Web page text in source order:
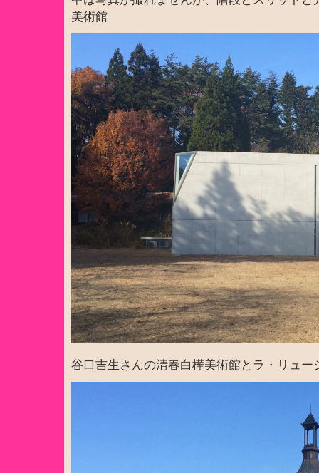
美術館
谷口吉生さんの清春白樺美術館とラ・リュー